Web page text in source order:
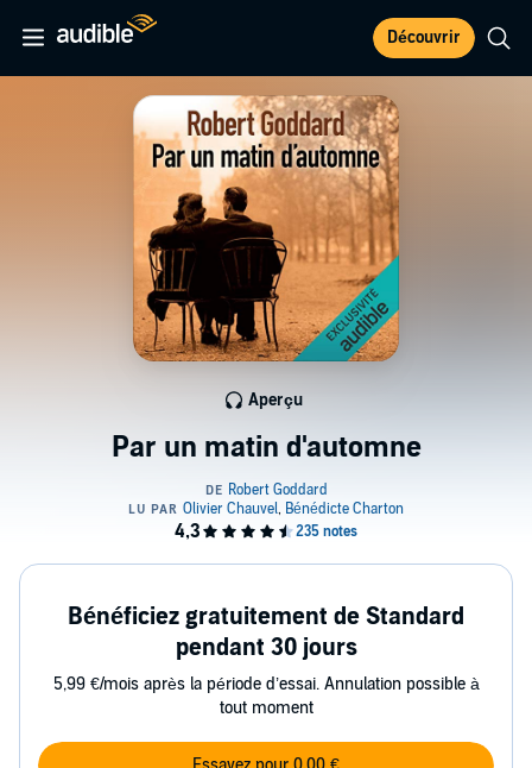
Découvrir
Par un matin d'automne
Aperçu
Bénéficiez gratuitement de Standard
pendant 30 jours
5,99 €/mois après la période d’essai. Annulation possible à
tout moment